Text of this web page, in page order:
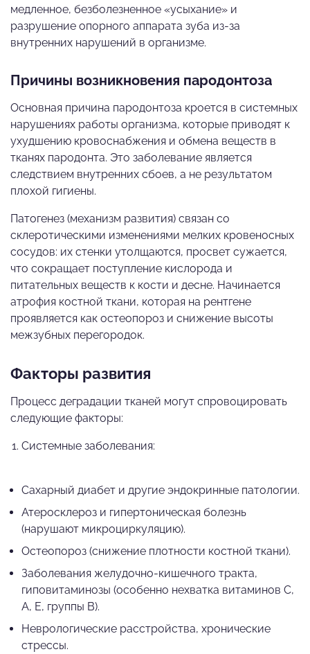
медленное, безболезненное «усыхание» и
разрушение опорного аппарата зуба из-за
внутренних нарушений в организме.
Причины возникновения пародонтоза
Основная причина пародонтоза кроется в системных
нарушениях работы организма, которые приводят к
ухудшению кровоснабжения и обмена веществ в
тканях пародонта. Это заболевание является
следствием внутренних сбоев, а не результатом
плохой гигиены.
Патогенез (механизм развития) связан со
склеротическими изменениями мелких кровеносных
сосудов: их стенки утолщаются, просвет сужается,
что сокращает поступление кислорода и
питательных веществ к кости и десне. Начинается
атрофия костной ткани, которая на рентгене
проявляется как остеопороз и снижение высоты
межзубных перегородок.
Факторы развития
Процесс деградации тканей могут спровоцировать
следующие факторы:
Системные заболевания:
Сахарный диабет и другие эндокринные патологии.
Атеросклероз и гипертоническая болезнь
(нарушают микроциркуляцию).
Остеопороз (снижение плотности костной ткани).
Заболевания желудочно-кишечного тракта,
гиповитаминозы (особенно нехватка витаминов С,
А, Е, группы В).
Неврологические расстройства, хронические
стрессы.